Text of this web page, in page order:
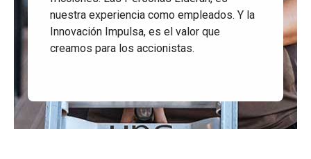
nuestra experiencia como empleados. Y la
Innovación Impulsa, es el valor que
creamos para los accionistas.